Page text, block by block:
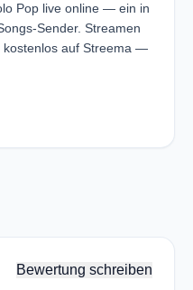
Pop live online — ein in
Sender. Streamen
kostenlos auf Streema —
Bewertung schreiben